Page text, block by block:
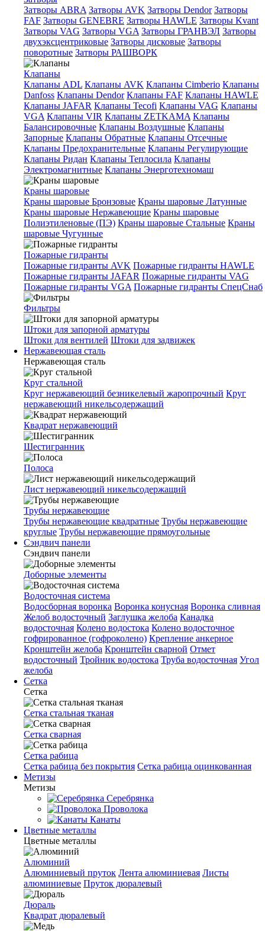
Затворы ABRA Затворы AVK Затворы Dendor Затворы
FAF Затворы GENEBRE Затворы HAWLE Затворы Kvant
Затворы VAG Затворы VGA Затворы ГРАНВЭЛ Затворы
двухэксцентриковые Затворы дисковые Затворы
поворотные Затворы РАШВОРК
Клапаны
Клапаны ADL Клапаны AVK Клапаны Cimberio Клапаны
Danfoss Клапаны Dendor Клапаны FAF Клапаны HAWLE
Клапаны JAFAR Клапаны Tecofi Клапаны VAG Клапаны
VGA Клапаны VIR Клапаны ZETKAMA Клапаны
Балансировочные Клапаны Воздушные Клапаны
Запорные Клапаны Обратные Клапаны Отсечные
Клапаны Предохранительные Клапаны Регулирующие
Клапаны Ридан Клапаны Теплосила Клапаны
Электромагнитные Клапаны Энерготехномаш
Краны шаровые
Краны шаровые Бронзовые Краны шаровые Латунные
Краны шаровые Нержавеющие Краны шаровые
Полиэтиленовые (ПЭ) Краны шаровые Стальные Краны
шаровые Чугунные
Пожарные гидранты
Пожарные гидранты AVK Пожарные гидранты HAWLE
Пожарные гидранты JAFAR Пожарные гидранты VAG
Пожарные гидранты VGA Пожарные гидранты СпецСнаб
Фильтры
Штоки для запорной арматуры
Штоки для вентилей Штоки для задвижек
Нержавеющая сталь
Нержавеющая сталь
Круг стальной
Круг нержавеющий безникелевый жаропрочный Круг
нержавеющий никельсодержащий
Квадрат нержавеющий
Шестигранник
Полоса
Лист нержавеющий никельсодержащий
Трубы нержавеющие
Трубы нержавеющие квадратные Трубы нержавеющие
круглые Трубы нержавеющие прямоугольные
Сэндвич панели
Сэндвич панели
Доборные элементы
Водосточная система
Водосборная воронка Воронка конусная Воронка сливная
Желоб водосточный Заглушка желоба Канадка
водосточная Колено водостока Колено водосточное
гофрированное (гофроколено) Крепление анкерное
Кронштейн желоба Кронштейн сварной Отмет
водосточный Тройник водостока Труба водосточная Угол
желоба
Сетка
Сетка
Сетка стальная тканая
Сетка сварная
Сетка рабица
Сетка рабица без покрытия Сетка рабица оцинкованная
Метизы
Метизы
Серебрянка
Проволока
Канаты
Цветные металлы
Цветные металлы
Алюминий
Алюминиевый пруток Лента алюминиевая Листы
алюминиевые Пруток дюралевый
Дюраль
Квадрат дюралевый